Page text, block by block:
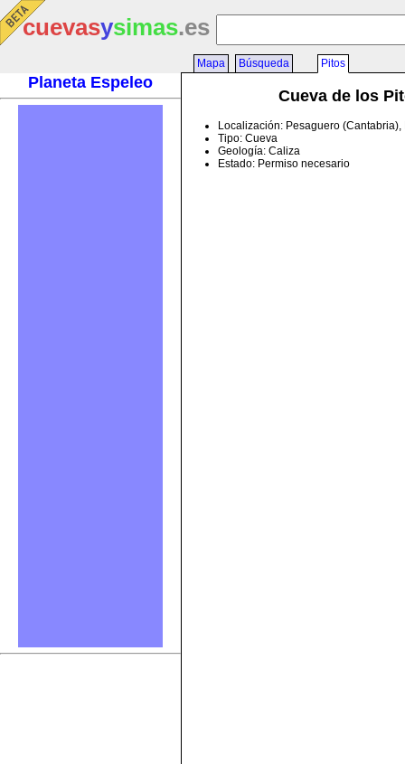
cuevasysimas.es
Planeta Espeleo
Mapa Búsqueda Pitos
Cueva de los
Localización: Pesaguero (Cantabria),
Tipo: Cueva
Geología: Caliza
Estado: Permiso necesario